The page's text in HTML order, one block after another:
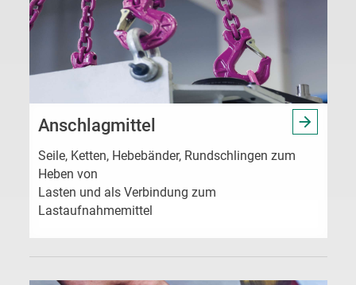
Anschlagmittel
Seile, Ketten, Hebebänder, Rundschlingen zum
Heben von
Lasten und als Verbindung zum
Lastaufnahmemittel